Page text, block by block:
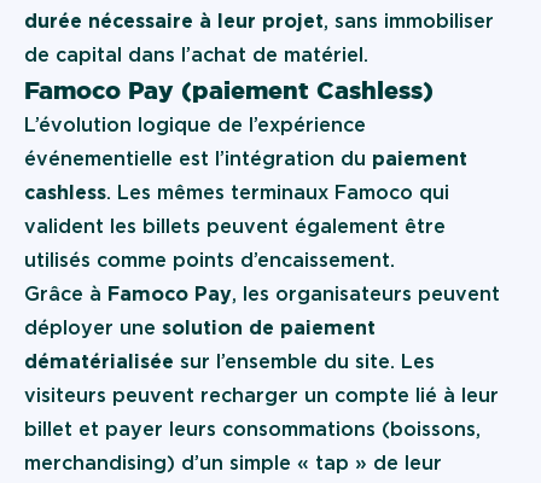
durée nécessaire à leur projet, sans immobiliser
de capital dans l’achat de matériel.
Famoco Pay (paiement Cashless)
L’évolution logique de l’expérience
événementielle est l’intégration du paiement
cashless. Les mêmes terminaux Famoco qui
valident les billets peuvent également être
utilisés comme points d’encaissement.
Grâce à Famoco Pay, les organisateurs peuvent
déployer une solution de paiement
dématérialisée sur l’ensemble du site. Les
visiteurs peuvent recharger un compte lié à leur
billet et payer leurs consommations (boissons,
merchandising) d’un simple « tap » de leur